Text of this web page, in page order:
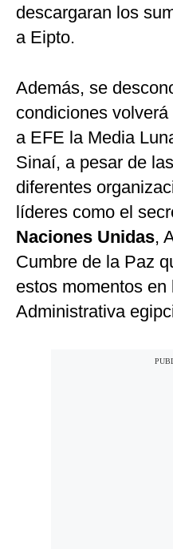
descargaran los
a Eipto.
Además, se
condiciones
a EFE la Media
Sinaí, a pesar de
diferentes
líderes como el
Naciones Unidas,
Cumbre de la Paz
estos momentos
Administrativa